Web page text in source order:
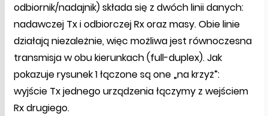
odbiornik/nadajnik) składa się z dwóch linii danych:
nadawczej Tx i odbiorczej Rx oraz masy. Obie linie
działają niezależnie, więc możliwa jest równoczesna
transmisja w obu kierunkach (full-duplex). Jak
pokazuje rysunek 1 łączone są one „na krzyż”:
wyjście Tx jednego urządzenia łączymy z wejściem
Rx drugiego.